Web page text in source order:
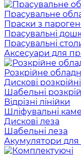
Прасувальне
Праски з
Прасувальні
Прасувальні
Аксесуари для
Розкрійне
Дискові
Шабельні
Відрізні лінійки
Шліфувальні
Дискові леза
Шабельні леза
Акумулятори для